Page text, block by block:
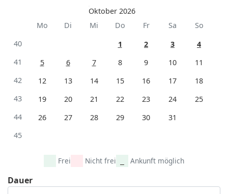
Oktober 2026
Mo
Di Mi Do Fr Sa
So
40
1 2 3
4
41
5 6 7 8 9 10
11
42
12 13 14 15 16 17
18
43
19 20 21 22 23 24
25
44
26 27 28 29 30
31
45
Frei Nicht frei Ankunft möglich
Dauer